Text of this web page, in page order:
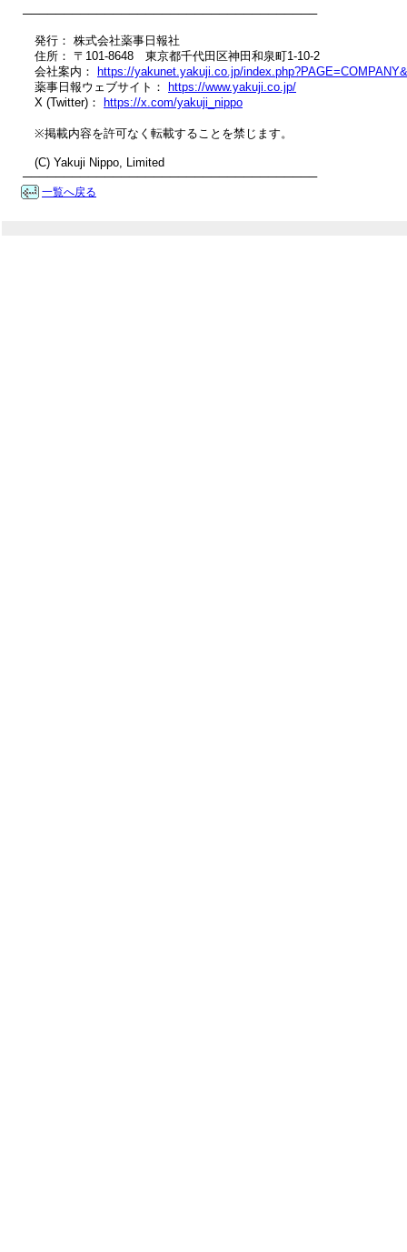
────────────────────────────────────
発行： 株式会社薬事日報社
住所： 〒101-8648　東京都千代田区神田和泉町1-10-2
会社案内：
https://yakunet.yakuji.co.jp/
薬事日報ウェブサイト：
https://www.yakuji.co.jp/
X (Twitter)：
https://x.com/yakuji_nippo
※掲載内容を許可なく転載することを禁じます。
(C) Yakuji Nippo, Limited
────────────────────────────────────
一覧へ戻る